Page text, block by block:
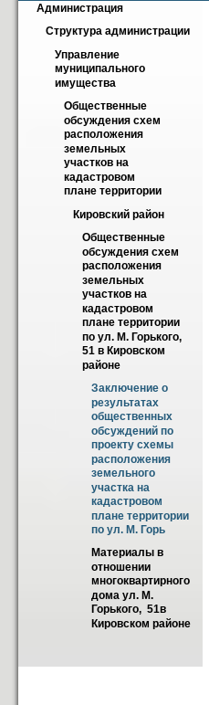
Администрация
Структура администрации
Управление
муниципального
имущества
Общественные
обсуждения схем
расположения
земельных
участков на
кадастровом
плане территории
Кировский район
Общественные
обсуждения схем
расположения
земельных
участков на
кадастровом
плане территории
по ул. М. Горького,
51 в Кировском
районе
Заключение о
результатах
общественных
обсуждений по
проекту схемы
расположения
земельного
участка на
кадастровом
плане территории
по ул. М. Горь
Материалы в
отношении
многоквартирного
дома ул. М.
Горького,  51в
Кировском районе